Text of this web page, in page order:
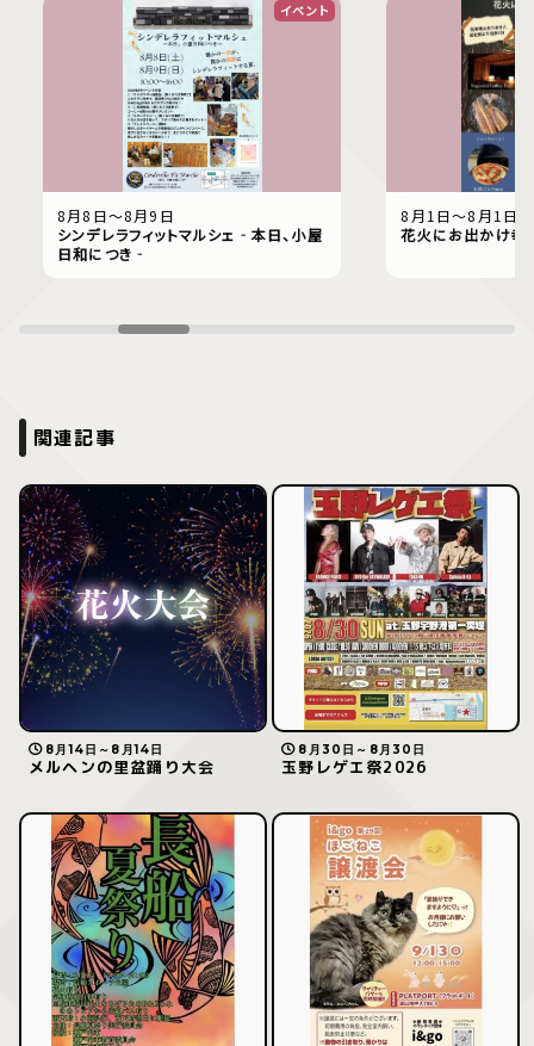
イベント
8月8日〜8月9日
シンデレラフィットマルシェ‐本日、小屋
日和につき‐
8月1日〜8月1日
花火にお出かけ幸
関連記事
8月14日～8月14日
メルヘンの里盆踊り大会
8月30日～8月30日
玉野レゲエ祭2026